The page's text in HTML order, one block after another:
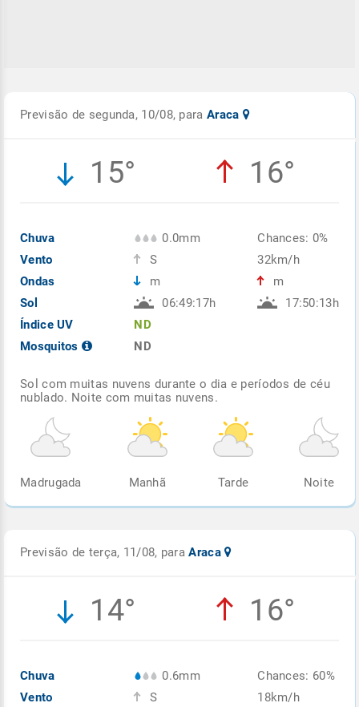
Previsão de segunda, 10/08, para Araca
15° 16°
Chuva
Vento
Ondas
Sol
Índice UV
Mosquitos
0.0mm
S
m
06:49:17h
ND
ND
Chances: 0%
32km/h
m
17:50:13h
Sol com muitas nuvens durante o dia e períodos de céu
nublado. Noite com muitas nuvens.
Madrugada Manhã Tarde Noite
Previsão de terça, 11/08, paraAraca
14° 16°
Chuva
Vento
0.6mm
S
Chances: 60%
18km/h